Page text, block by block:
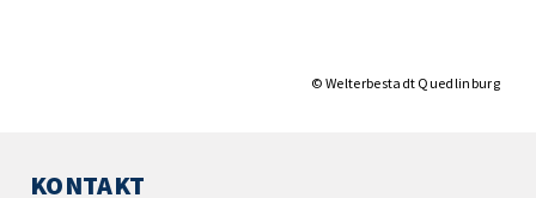
© Welterbestadt Quedlinburg
KONTAKT